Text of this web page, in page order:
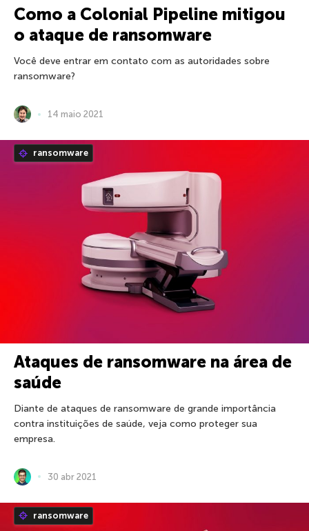
Como a Colonial Pipeline mitigou
o ataque de ransomware
Você deve entrar em contato com as autoridades sobre
ransomware?
14 maio 2021
ransomware
Ataques de ransomware na área de
saúde
Diante de ataques de ransomware de grande importância
contra instituições de saúde, veja como proteger sua
empresa.
30 abr 2021
ransomware